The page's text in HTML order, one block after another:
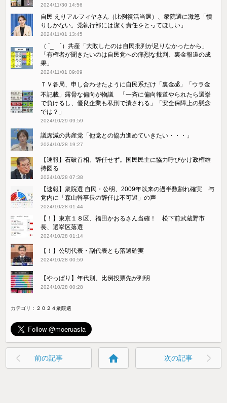
2024/11/30 14:56
自民 えりアルフィヤさん（比例復活当選）、衆院選に激怒「憤
りしかない。党執行部には潔く責任をとってほしい」
2024/11/01 13:45
（ ´_ゝ`）共産「大敗したのは自民批判が足りなかったから」
「有権者が聞きたいのは自民党への痛烈な批判、裏金報道の成
果」
2024/11/01 09:09
ＴＶ各局、申し合わせたように自民系だけ「裏金💰」「ウラ金
不記載」露骨な偏向が物議 「一斉に偏向報道やられたら選挙
で負けるし、優良企業も私刑で潰される」「安全保障上の懸念
では？」
2024/10/29 09:59
議席減の共産党「他党との協力進めていきたい・・・」
2024/10/28 19:27
【速報】石破首相、辞任せず。国民民主に協力呼びかけ政権維
持図る
2024/10/28 07:38
【速報】衆院選 自民・公明、2009年以来の過半数割れ確実 与
党内に「森山幹事長の辞任は不可避」の声
2024/10/28 01:44
【！】東京１８区、福田かおるさん当確！ 松下前武蔵野市
長、選挙区落選
2024/10/28 01:14
【！】公明代表・副代表とも落選確実
2024/10/28 00:59
【やっぱり】年代別、比例投票先が判明
2024/10/28 00:28
カテゴリ： ２０２４衆院選
前の記事 home 次の記事